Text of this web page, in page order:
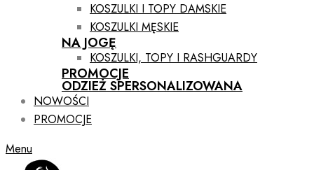
KOSZULKI I TOPY DAMSKIE
KOSZULKI MĘSKIE
NA JOGĘ
KOSZULKI, TOPY I RASHGUARDY
PROMOCJE
ODZIEŻ SPERSONALIZOWANA
NOWOŚCI
PROMOCJE
Menu